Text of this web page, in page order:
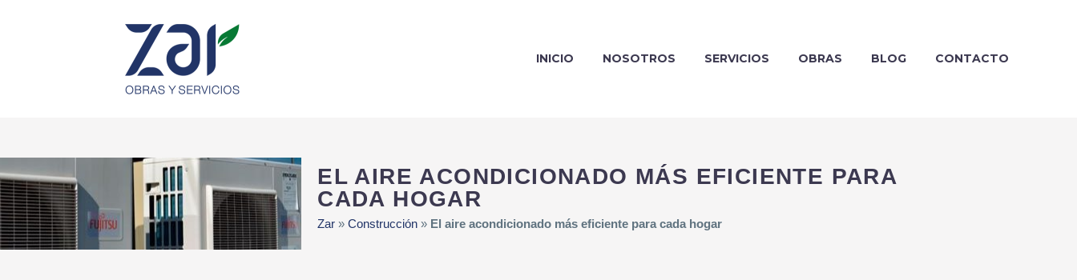
INICIO NOSOTROS SERVICIOS OBRAS BLOG CONTACTO
EL AIRE ACONDICIONADO MÁS EFICIENTE PARA
CADA HOGAR
Zar »Construcción » El aire acondicionado más eficiente para cada hogar